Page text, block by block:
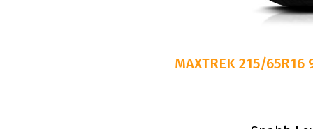
MAXTREK 215/65R16